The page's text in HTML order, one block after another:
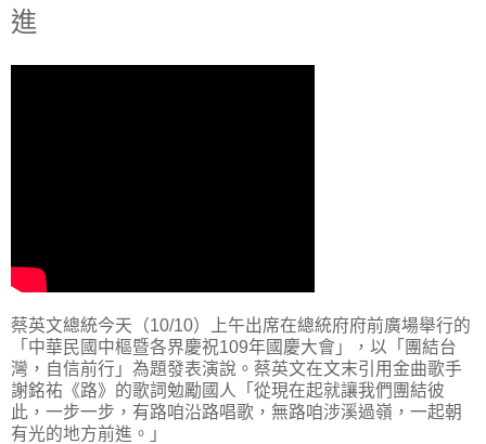
進
蔡英文總統今天（10/10）上午出席在總統府府前廣場舉行的
「中華民國中樞暨各界慶祝109年國慶大會」，以「團結台
灣，自信前行」為題發表演說。蔡英文在文末引用金曲歌手
謝銘祐《路》的歌詞勉勵國人「從現在起就讓我們團結彼
此，一步一步，有路咱沿路唱歌，無路咱涉溪過嶺，一起朝
有光的地方前進。」